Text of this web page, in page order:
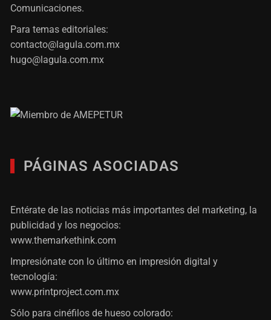
Comunicaciones.
Para temas editoriales:
contacto@lagula.com.mx
hugo@lagula.com.mx
PÁGINAS ASOCIADAS
Entérate de las noticias más importantes del marketing, la
publicidad y los negocios:
www.themarkethink.com
Impresiónate con lo último en impresión digital y
tecnología:
www.printproject.com.mx
Sólo para cinéfilos de hueso colorado: